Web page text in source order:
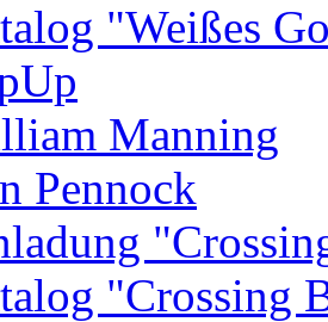
"Weißes
Manning
Pennock
"Crossing